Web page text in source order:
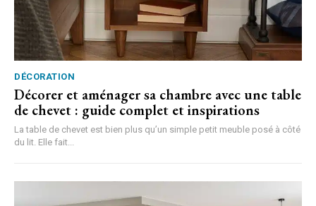
DÉCORATION
Décorer et aménager sa chambre avec une table
de chevet : guide complet et inspirations
La table de chevet est bien plus qu’un simple petit meuble posé à côté
du lit. Elle fait...